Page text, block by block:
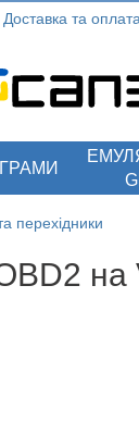
Доставка та оплата
перехідники